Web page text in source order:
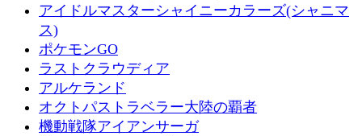
アイドルマスターシャイニーカラーズ(シャニマ
ス)
ポケモンGO
ラストクラウディア
アルケランド
オクトパストラベラー大陸の覇者
機動戦隊アイアンサーガ